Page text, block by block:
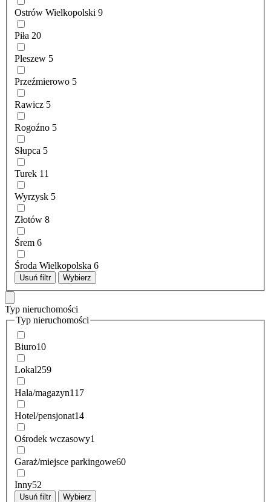
Ostrów Wielkopolski 9
Piła 20
Pleszew 5
Przeźmierowo 5
Rawicz 5
Rogoźno 5
Słupca 5
Turek 11
Wyrzysk 5
Złotów 8
Śrem 6
Środa Wielkopolska 6
Usuń filtr Wybierz
Typ nieruchomości
Typ nieruchomości
Biuro10
Lokal259
Hala/magazyn117
Hotel/pensjonat14
Ośrodek wczasowy1
Garaż/miejsce parkingowe60
Inny52
Usuń filtr Wybierz